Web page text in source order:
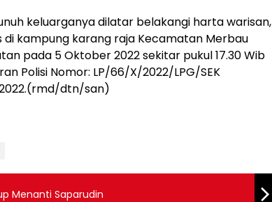
keluarganya dilatar belakangi harta warisan,
kampung karang raja Kecamatan Merbau
pada 5 Oktober 2022 sekitar pukul 17.30 Wib
Polisi Nomor: LP/66/X/2022/LPG/SEK
2022.(rmd/dtn/san)
Menanti Saparudin